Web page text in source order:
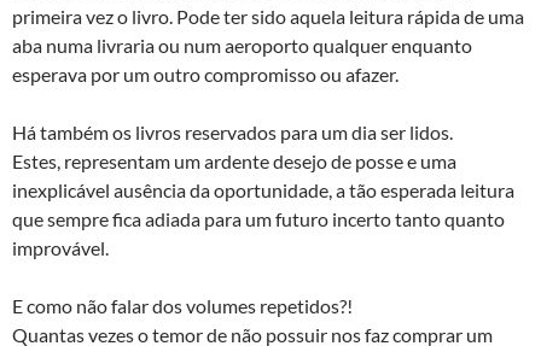
primeira vez o livro. Pode ter sido aquela leitura rápida de uma
aba numa livraria ou num aeroporto qualquer enquanto
esperava por um outro compromisso ou afazer.
Há também os livros reservados para um dia ser lidos.
Estes, representam um ardente desejo de posse e uma
inexplicável ausência da oportunidade, a tão esperada leitura
que sempre fica adiada para um futuro incerto tanto quanto
improvável.
E como não falar dos volumes repetidos?!
Quantas vezes o temor de não possuir nos faz comprar um